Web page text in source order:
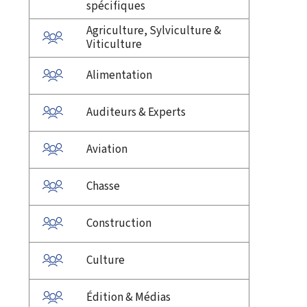
spécifiques
Agriculture, Sylviculture &
Viticulture
Alimentation
Auditeurs & Experts
Aviation
Chasse
Construction
Culture
Édition & Médias